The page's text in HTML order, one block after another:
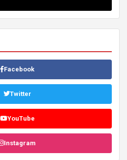
Facebook
Twitter
YouTube
Instagram